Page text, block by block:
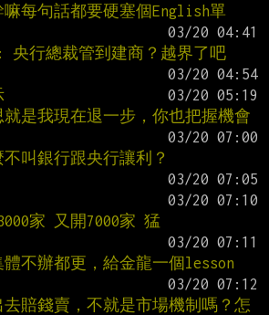
每句話都要硬塞個English單
: 央行總裁管到建商？越界了吧
是我現在退一步，你也把握機會
叫銀行跟央行讓利？
家 又開7000家 猛
不辦都更，給金龍一個lesson
賠錢賣，不就是市場機制嗎？怎